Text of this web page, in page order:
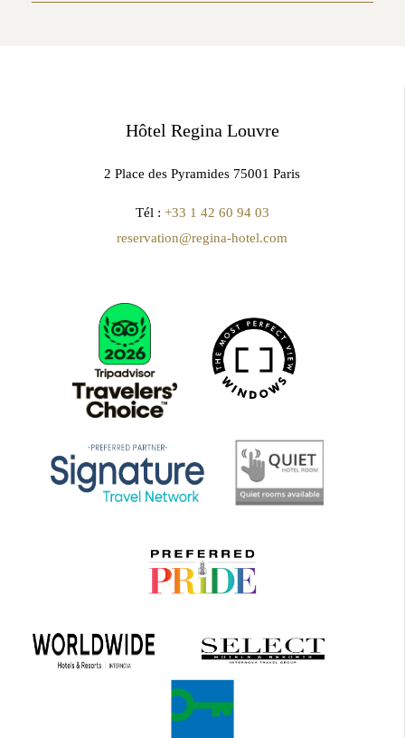
Hôtel Regina Louvre
2 Place des Pyramides 75001 Paris
Tél : +33 1 42 60 94 03
reservation@regina-hotel.com